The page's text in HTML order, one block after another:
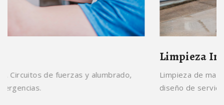
y alumbrado,
Limpieza Industrial
Limpieza de maquinaria, industrias,
diseño de servicios de limpieza.